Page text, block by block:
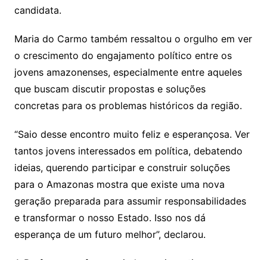
candidata.
Maria do Carmo também ressaltou o orgulho em ver
o crescimento do engajamento político entre os
jovens amazonenses, especialmente entre aqueles
que buscam discutir propostas e soluções
concretas para os problemas históricos da região.
“Saio desse encontro muito feliz e esperançosa. Ver
tantos jovens interessados em política, debatendo
ideias, querendo participar e construir soluções
para o Amazonas mostra que existe uma nova
geração preparada para assumir responsabilidades
e transformar o nosso Estado. Isso nos dá
esperança de um futuro melhor”, declarou.